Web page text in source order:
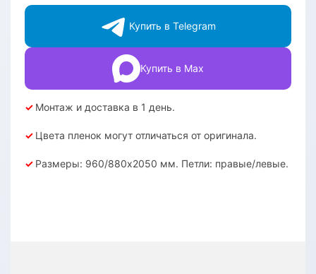
Купить в Telegram
Купить в Max
✓ Монтаж и доставка в 1 день.
✓ Цвета пленок могут отличаться от оригинала.
✓ Размеры: 960/880х2050 мм. Петли: правые/левые.